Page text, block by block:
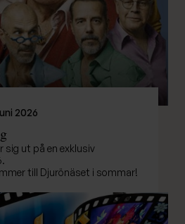
2026
sig ut på en exklusiv
till Djurönäset i sommar!